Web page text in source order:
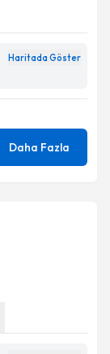
Haritada Göster
Daha Fazla